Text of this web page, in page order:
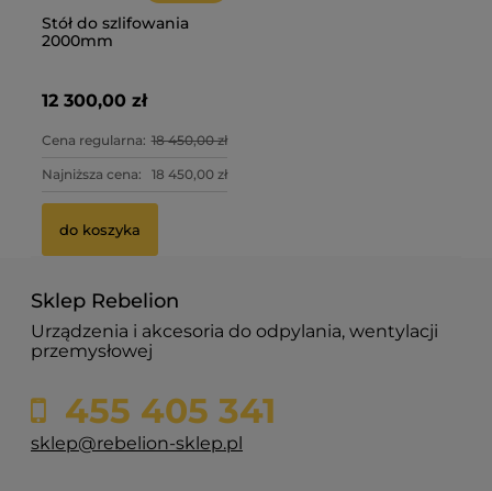
Stół do szlifowania
2000mm
12 300,00 zł
Cena regularna: 18 450,00 zł
Najniższa cena: 18 450,00 zł
do koszyka
Sklep Rebelion
Urządzenia i akcesoria do odpylania, wentylacji
przemysłowej
455 405 341
sklep@rebelion-sklep.pl